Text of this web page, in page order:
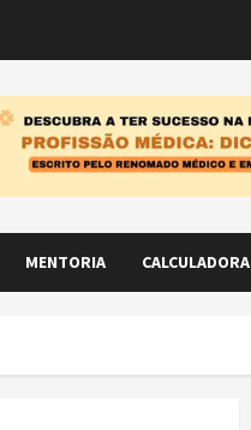
MENTORIA CALCULADORA